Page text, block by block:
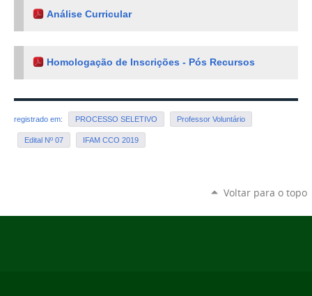
Análise Curricular
Homologação de Inscrições - Pós Recursos
registrado em: PROCESSO SELETIVO Professor Voluntário
Edital Nº 07 IFAM CCO 2019
Voltar para o topo